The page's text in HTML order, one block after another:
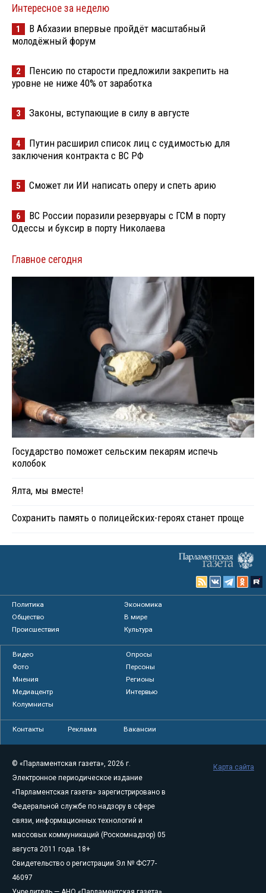
Интересное за неделю
1
В Абхазии впервые пройдёт масштабный
молодёжный форум
2
Пенсию по старости предложили закрепить на
уровне не ниже 40% от заработка
3 Законы, вступающие в силу в августе
4
Путин расширил список лиц с судимостью для
заключения контракта с ВС РФ
5 Сможет ли ИИ написать оперу и спеть арию
6
ВС России поразили резервуары с ГСМ в порту
Одессы и буксир в порту Николаева
Главное сегодня
Государство поможет сельским пекарям испечь
колобок
Ялта, мы вместе!
Сохранить память о полицейских-героях станет проще
Политика
Экономика
Общество
В мире
Происшествия
Культура
Видео
Опросы
Фото
Персоны
Мнения
Регионы
Медиацентр
Интервью
Колумнисты
Контакты Реклама Вакансии
© «Парламентская газета», 2026 г.
Электронное периодическое издание
«Парламентская газета» зарегистрировано в
Федеральной службе по надзору в сфере
связи, информационных технологий и
массовых коммуникаций (Роскомнадзор) 05
августа 2011 года. 18+
Свидетельство о регистрации Эл № ФС77-
46097
Карта сайта